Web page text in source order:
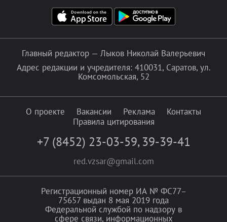
Главный редактор — Лыков Николай Валерьевич
Адрес редакции и учредителя: 410031, Саратов, ул.
Комсомольская, 52
О проекте Вакансии Реклама
Контакты
Правила цитирования
+7 (8452) 23-03-59, 39-39-41
red.vzsar@gmail.com
Регистрационный номер ИА № ФС77–
75657 выдан 8 мая 2019 года
Федеральной службой по надзору в
сфере связи, информационных